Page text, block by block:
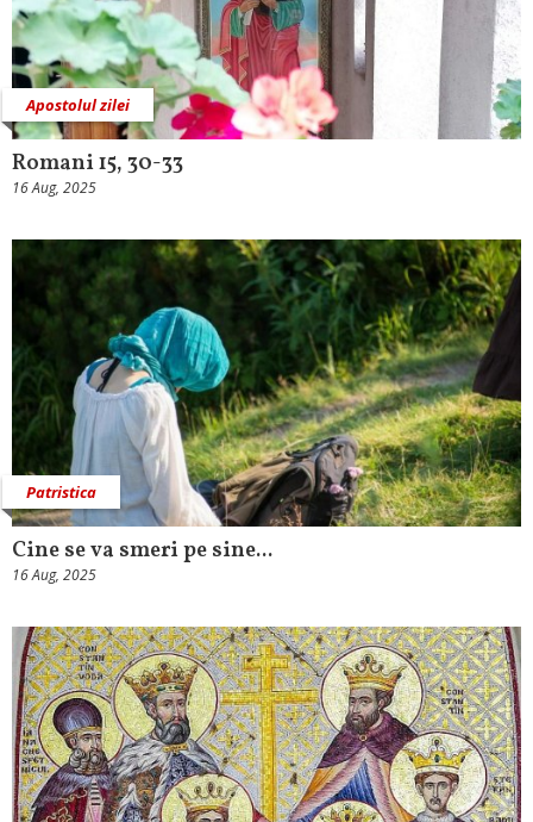
Apostolul zilei
Romani 15, 30-33
16 Aug, 2025
Patristica
Cine se va smeri pe sine...
16 Aug, 2025